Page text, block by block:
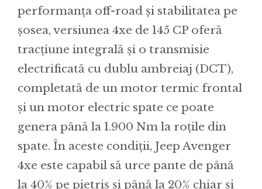
performanța off-road și stabilitatea pe
șosea, versiunea 4xe de 145 CP oferă
tracțiune integrală și o transmisie
electrificată cu dublu ambreiaj (DCT),
completată de un motor termic frontal
și un motor electric spate ce poate
genera până la 1.900 Nm la roțile din
spate. În aceste condiții, Jeep Avenger
4xe este capabil să urce pante de până
la 40% pe pietriș și până la 20% chiar și